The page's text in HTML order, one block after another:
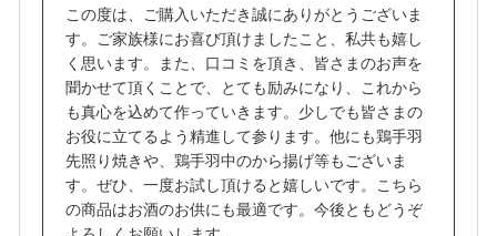
この度は、ご購入いただき誠にありがとうございま
す。ご家族様にお喜び頂けましたこと、私共も嬉し
く思います。また、口コミを頂き、皆さまのお声を
聞かせて頂くことで、とても励みになり、これから
も真心を込めて作っていきます。少しでも皆さまの
お役に立てるよう精進して参ります。他にも鶏手羽
先照り焼きや、鶏手羽中のから揚げ等もございま
す。ぜひ、一度お試し頂けると嬉しいです。こちら
の商品はお酒のお供にも最適です。今後ともどうぞ